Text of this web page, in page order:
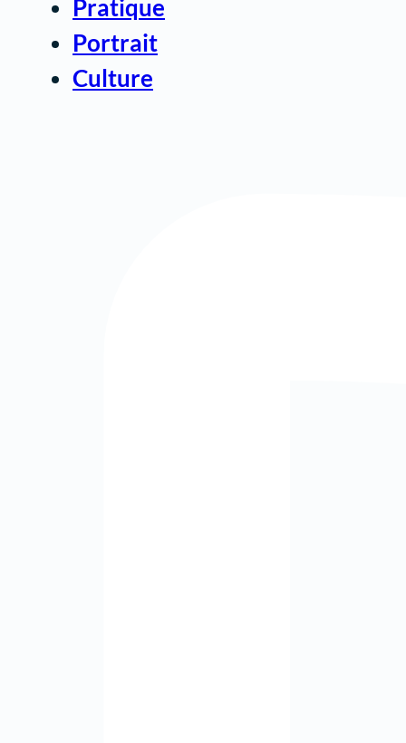
Pratique
Portrait
Culture